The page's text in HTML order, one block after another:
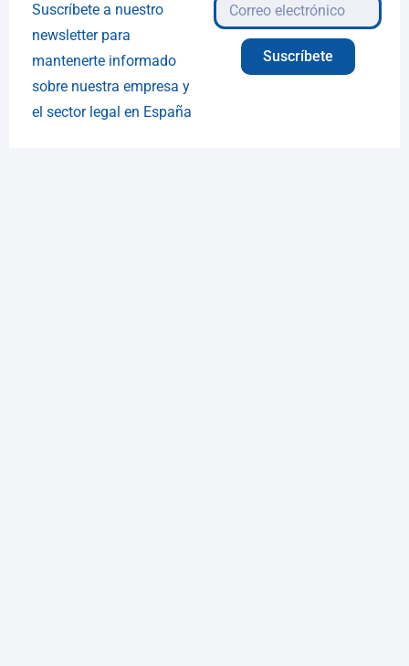
Suscríbete a nuestro
newsletter para
mantenerte informado
sobre nuestra empresa y
el sector legal en España
Suscríbete